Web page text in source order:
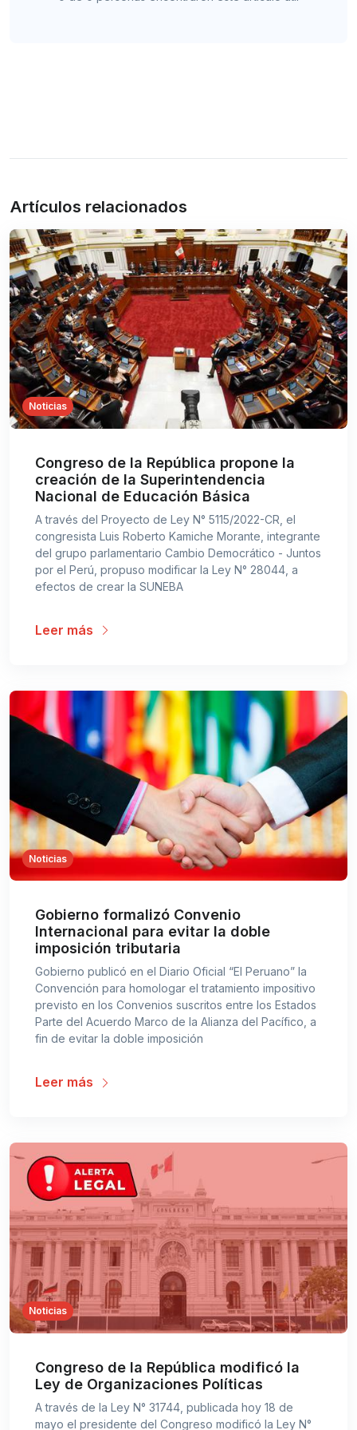
Artículos relacionados
Noticias
Congreso de la República propone la
creación de la Superintendencia
Nacional de Educación Básica
A través del Proyecto de Ley N° 5115/2022-CR, el
congresista Luis Roberto Kamiche Morante, integrante
del grupo parlamentario Cambio Democrático - Juntos
por el Perú, propuso modificar la Ley N° 28044, a
efectos de crear la SUNEBA
Leer más
Noticias
Gobierno formalizó Convenio
Internacional para evitar la doble
imposición tributaria
Gobierno publicó en el Diario Oficial “El Peruano” la
Convención para homologar el tratamiento impositivo
previsto en los Convenios suscritos entre los Estados
Parte del Acuerdo Marco de la Alianza del Pacífico, a
fin de evitar la doble imposición
Leer más
Noticias
Congreso de la República modificó la
Ley de Organizaciones Políticas
A través de la Ley N° 31744, publicada hoy 18 de
mayo el presidente del Congreso modificó la Ley N°